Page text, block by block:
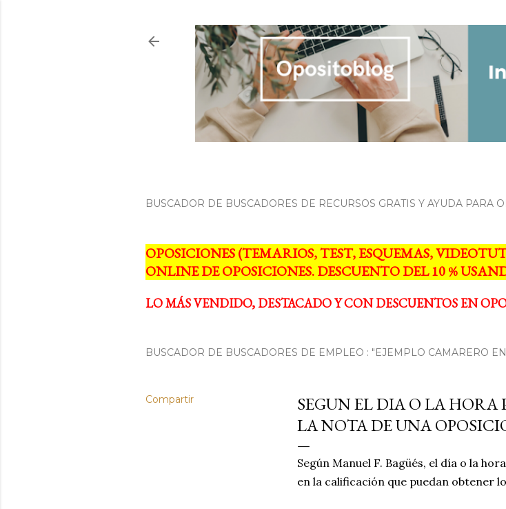
BUSCADOR DE BUSCADORES DE RECURSOS GRATIS Y AYUDA PARA
OPOSICIONES (TEMARIOS, TEST, ESQUEMAS,
ONLINE DE OPOSICIONES. DESCUENTO DEL 10 %
LO MÁS VENDIDO, DESTACADO Y CON DESCUENTOS EN
BUSCADOR DE BUSCADORES DE EMPLEO : "EJEMPLO CAMARERO EN
Compartir
SEGUN EL DIA O LA
LA NOTA DE UNA
Según Manuel F. Bagüés, el día o la
en la calificación que puedan obtener